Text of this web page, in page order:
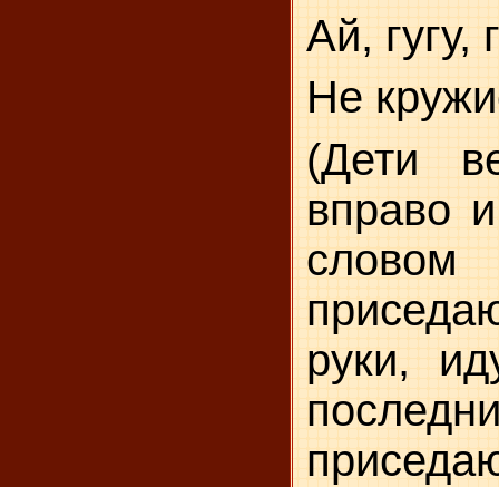
Ай, гугу,
Не
(Дети
вправо
руки,